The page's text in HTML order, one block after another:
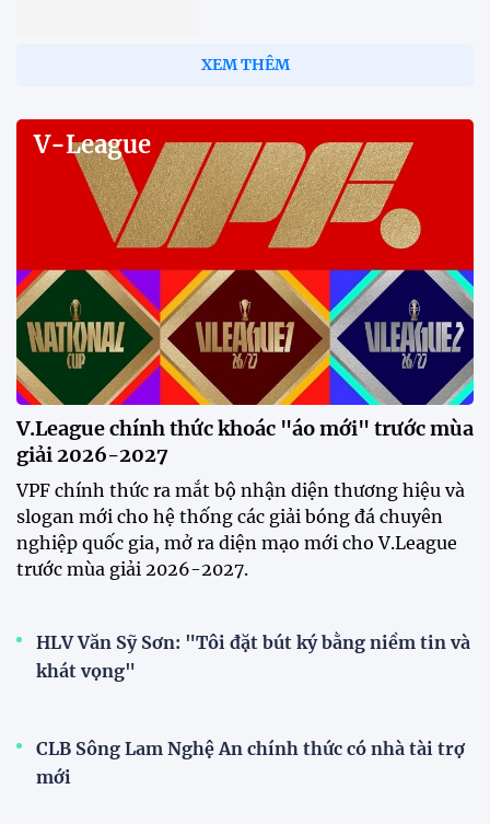
XEM THÊM
V-League
V.League chính thức khoác "áo mới" trước mùa
giải 2026-2027
VPF chính thức ra mắt bộ nhận diện thương hiệu và
slogan mới cho hệ thống các giải bóng đá chuyên
nghiệp quốc gia, mở ra diện mạo mới cho V.League
trước mùa giải 2026-2027.
HLV Văn Sỹ Sơn: "Tôi đặt bút ký bằng niềm tin và
khát vọng"
CLB Sông Lam Nghệ An chính thức có nhà tài trợ
mới